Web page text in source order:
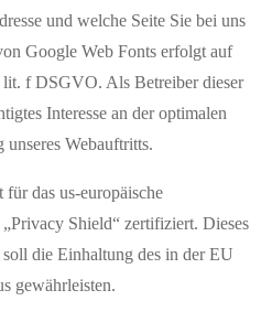
und welche Seite Sie bei uns
Google Web Fonts erfolgt auf
f DSGVO. Als Betreiber dieser
Interesse an der optimalen
Webauftritts.
das us-europäische
Shield“ zertifiziert. Dieses
die Einhaltung des in der EU
gewährleisten.